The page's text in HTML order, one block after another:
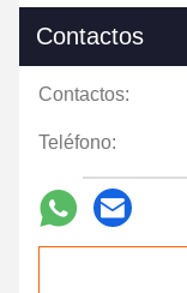
Contactos
Contactos:
Teléfono: